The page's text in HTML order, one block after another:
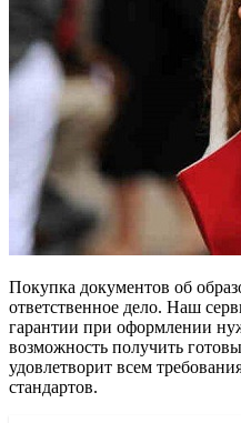
Покупка документов об
ответственное дело. Наш
гарантии при оформлении
возможность получить
удовлетворит всем
стандартов.